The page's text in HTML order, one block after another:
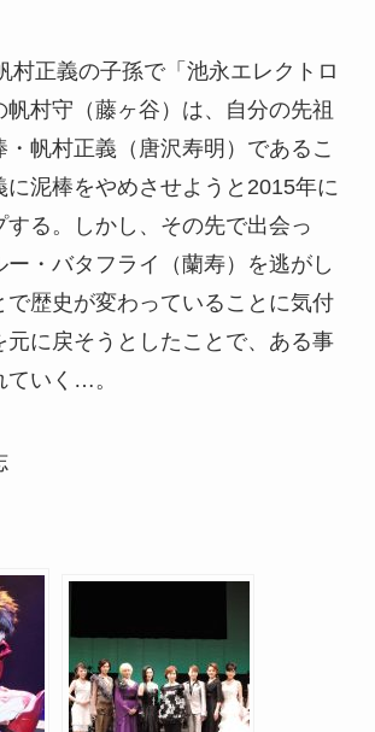
村正義の子孫で「池永エレクトロ
帆村守（藤ヶ谷）は、自分の先祖
・帆村正義（唐沢寿明）であるこ
に泥棒をやめさせようと2015年に
する。しかし、その先で出会っ
ー・バタフライ（蘭寿）を逃がし
で歴史が変わっていることに気付
元に戻そうとしたことで、ある事
ていく…。